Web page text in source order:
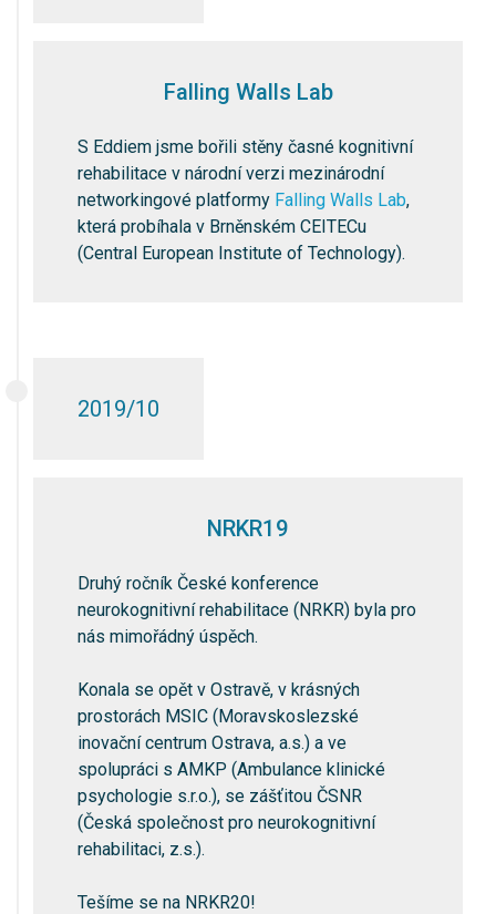
Falling Walls Lab
S Eddiem jsme bořili stěny časné kognitivní
rehabilitace v národní verzi mezinárodní
networkingové platformy Falling Walls Lab,
která probíhala v Brněnském CEITECu
(Central European Institute of Technology).
2019/10
NRKR19
Druhý ročník České konference
neurokognitivní rehabilitace (NRKR) byla pro
nás mimořádný úspěch.
Konala se opět v Ostravě, v krásných
prostorách MSIC (Moravskoslezské
inovační centrum Ostrava, a.s.) a ve
spolupráci s AMKP (Ambulance klinické
psychologie s.r.o.), se zášťitou ČSNR
(Česká společnost pro neurokognitivní
rehabilitaci, z.s.).
Tešíme se na NRKR20!